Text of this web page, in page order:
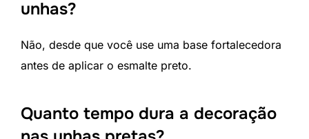
unhas?
Não, desde que você use uma base fortalecedora
antes de aplicar o esmalte preto.
Quanto tempo dura a decoração